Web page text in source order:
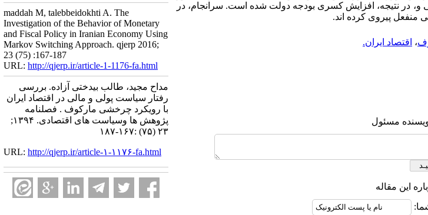
در نتیجه، افزایش کسری بودجه دولت شده است. سرانجام، در
، اقتصاد ایران.
مسئول
این مقاله
maddah M, talebbeidokhti A. The
Investigation of the Behavior of Monetary
and Fiscal Policy in Iranian Economy Using
Markov Switching Approach. qjerp 2016;
23 (75) :167-187
URL: http://qjerp.ir/article-1-1176-fa.html
مداح مجید، طالب بیدختی آزاده. بررسی
رفتار سیاست پولی و مالی در اقتصاد ایران
با رویکرد چرخشی مارکوف . فصلنامه
پژوهش ها وسیاست های اقتصادی. ۱۳۹۴;
۲۳ (۷۵) :۱۶۷-۱۸۷
URL: http://qjerp.ir/article-۱-۱۱۷۶-fa.html